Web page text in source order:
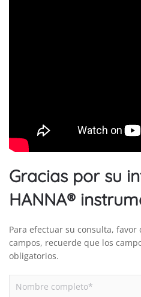
Gracias por su
HANNA®
Para efectuar su consulta,
campos, recuerde que los
obligatorios.